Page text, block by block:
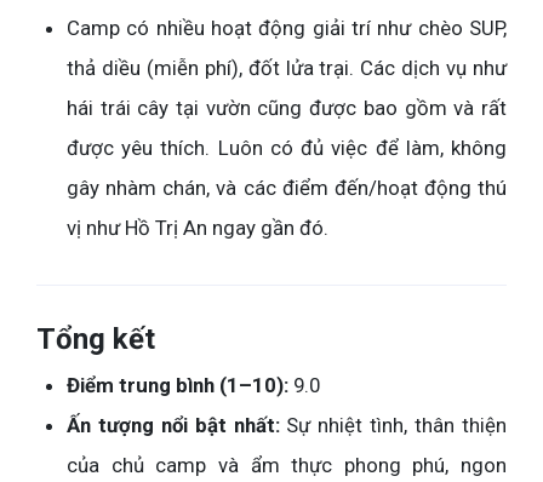
Camp có nhiều hoạt động giải trí như chèo SUP,
thả diều (miễn phí), đốt lửa trại. Các dịch vụ như
hái trái cây tại vườn cũng được bao gồm và rất
được yêu thích. Luôn có đủ việc để làm, không
gây nhàm chán, và các điểm đến/hoạt động thú
vị như Hồ Trị An ngay gần đó.
Tổng kết
Điểm trung bình (1–10): 9.0
Ấn tượng nổi bật nhất:Sự nhiệt tình, thân thiện
của chủ camp và ẩm thực phong phú, ngon